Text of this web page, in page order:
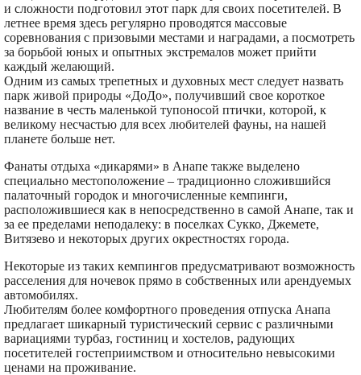
и сложности подготовил этот парк для своих посетителей. В
летнее время здесь регулярно проводятся массовые
соревнования с призовыми местами и наградами, а посмотреть
за борьбой юных и опытных экстремалов может прийти
каждый желающий.
Одним из самых трепетных и духовных мест следует назвать
парк живой природы «ДоДо», получивший свое короткое
название в честь маленькой тупоносой птички, которой, к
великому несчастью для всех любителей фауны, на нашей
планете больше нет.
Фанаты отдыха «дикарями» в Анапе также выделено
специально местоположение – традиционно сложившийся
палаточный городок и многочисленные кемпинги,
расположившиеся как в непосредственно в самой Анапе, так и
за ее пределами неподалеку: в поселках Сукко, Джемете,
Витязево и некоторых других окрестностях города.
Некоторые из таких кемпингов предусматривают возможность
расселения для ночевок прямо в собственных или арендуемых
автомобилях.
Любителям более комфортного проведения отпуска Анапа
предлагает шикарный туристический сервис с различными
вариациями турбаз, гостиниц и хостелов, радующих
посетителей гостеприимством и относительно невысокими
ценами на проживание.